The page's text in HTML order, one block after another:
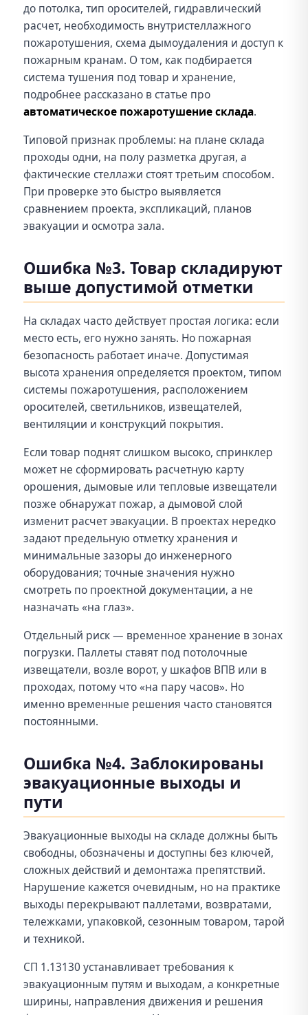
до потолка, тип оросителей, гидравлический
расчет, необходимость внутристеллажного
пожаротушения, схема дымоудаления и доступ к
пожарным кранам. О том, как подбирается
система тушения под товар и хранение,
подробнее рассказано в статье про
автоматическое пожаротушение склада.
Типовой признак проблемы: на плане склада
проходы одни, на полу разметка другая, а
фактические стеллажи стоят третьим способом.
При проверке это быстро выявляется
сравнением проекта, экспликаций, планов
эвакуации и осмотра зала.
Ошибка №3. Товар складируют
выше допустимой отметки
На складах часто действует простая логика: если
место есть, его нужно занять. Но пожарная
безопасность работает иначе. Допустимая
высота хранения определяется проектом, типом
системы пожаротушения, расположением
оросителей, светильников, извещателей,
вентиляции и конструкций покрытия.
Если товар поднят слишком высоко, спринклер
может не сформировать расчетную карту
орошения, дымовые или тепловые извещатели
позже обнаружат пожар, а дымовой слой
изменит расчет эвакуации. В проектах нередко
задают предельную отметку хранения и
минимальные зазоры до инженерного
оборудования; точные значения нужно
смотреть по проектной документации, а не
назначать «на глаз».
Отдельный риск — временное хранение в зонах
погрузки. Паллеты ставят под потолочные
извещатели, возле ворот, у шкафов ВПВ или в
проходах, потому что «на пару часов». Но
именно временные решения часто становятся
постоянными.
Ошибка №4. Заблокированы
эвакуационные выходы и
пути
Эвакуационные выходы на складе должны быть
свободны, обозначены и доступны без ключей,
сложных действий и демонтажа препятствий.
Нарушение кажется очевидным, но на практике
выходы перекрывают паллетами, возвратами,
тележками, упаковкой, сезонным товаром, тарой
и техникой.
СП 1.13130 устанавливает требования к
эвакуационным путям и выходам, а конкретные
ширины, направления движения и решения